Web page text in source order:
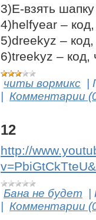
3)E-взять шапку
4)helfyear –
5)dreekyz –
6)treekyz – код,
читы вормикс
Комментарии
12
http://
Бана не будет
Комментарии